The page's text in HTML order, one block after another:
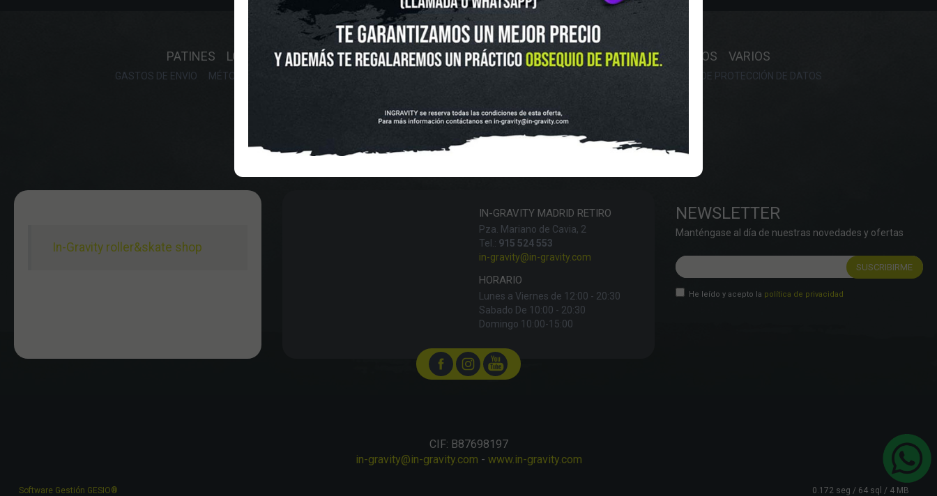
OUTLET NOVEDADES CLUBS Y ASOCIACIONES SITUACIÓN Y HORARIO
PATINES LONGBOARD SKATEBOARD SCOOTER PROTECCIONES ACCESORIOS RECAMBIOS VARIOS
GASTOS DE ENVIO MÉTODOS DE PAGO, DEVOLUCIONES Y DATOS DE INTERÉS POLÍTICA DE PROTECCIÓN DE DATOS
FINANCIA CON:
In-Gravity roller&skate shop
IN-GRAVITY MADRID RETIRO
Pza. Mariano de Cavia, 2
Tel.: 915 524 553
in-gravity@in-gravity.com
HORARIO
Lunes a Viernes de 12:00 - 20:30
Sabado De 10:00 - 20:30
Domingo 10:00-15:00
NEWSLETTER
Manténgase al día de nuestras novedades y ofertas
He leído y acepto la política de privacidad
CIF: B87698197
in-gravity@in-gravity.com - www.in-gravity.com
Software Gestión GESIO® 0.172 seg / 64 sql / 4 MB